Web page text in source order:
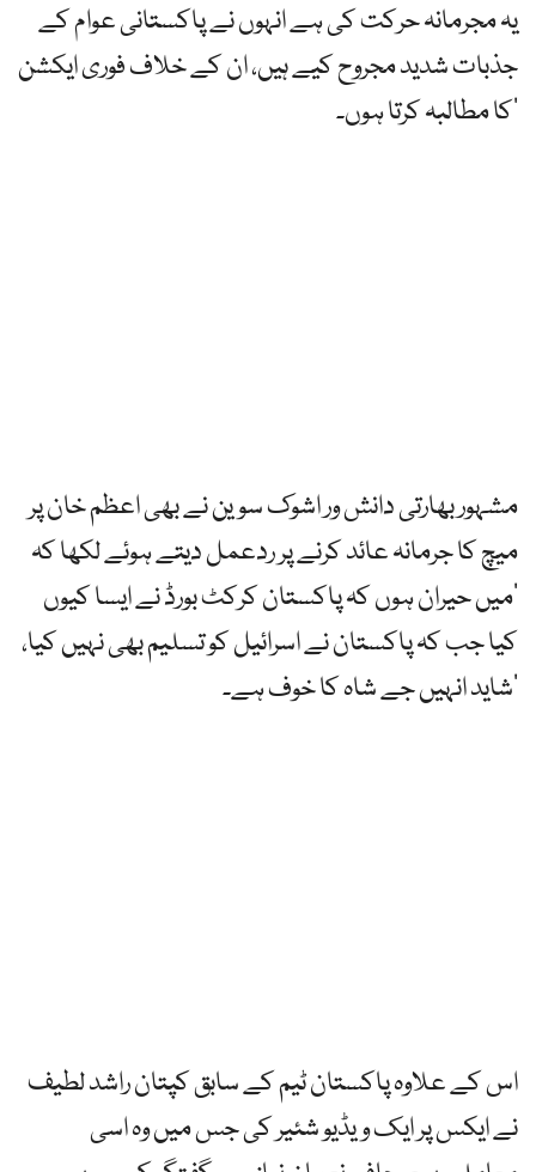
یہ مجرمانہ حرکت کی ہے انہوں نے پاکستانی عوام کے
جذبات شدید مجروح کیے ہیں، ان کے خلاف فوری ایکشن
کا مطالبہ کرتا ہوں۔‘
مشہور بھارتی دانش ور اشوک سوین نے بھی اعظم خان پر
میچ کا جرمانہ عائد کرنے پر ردعمل دیتے ہوئے لکھا کہ
’میں حیران ہوں کہ پاکستان کرکٹ بورڈ نے ایسا کیوں
کیا جب کہ پاکستان نے اسرائیل کو تسلیم بھی نہیں کیا،
شاید انہیں جے شاہ کا خوف ہے۔‘
اس کے علاوہ پاکستان ٹیم کے سابق کپتان راشد لطیف
نے ایکس پر ایک ویڈیو شئیر کی جس میں وہ اسی